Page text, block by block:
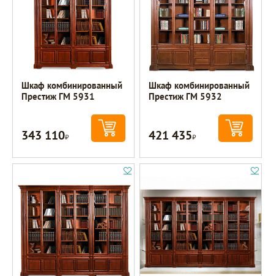
Шкаф комбинированный
Престиж ГМ 5931
343 110Р
Шкаф комбинированный
Престиж ГМ 5932
421 435Р